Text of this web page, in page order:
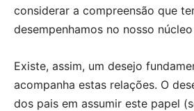
considerar a compreensão que
desempenhamos no nosso
Existe, assim, um desejo
acompanha estas relações. O
dos pais em assumir este papel